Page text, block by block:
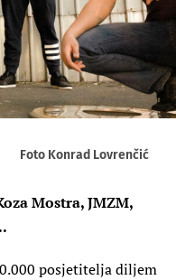
Foto Konrad Lovrenčić
Mostra, JMZM,
posjetitelja diljem